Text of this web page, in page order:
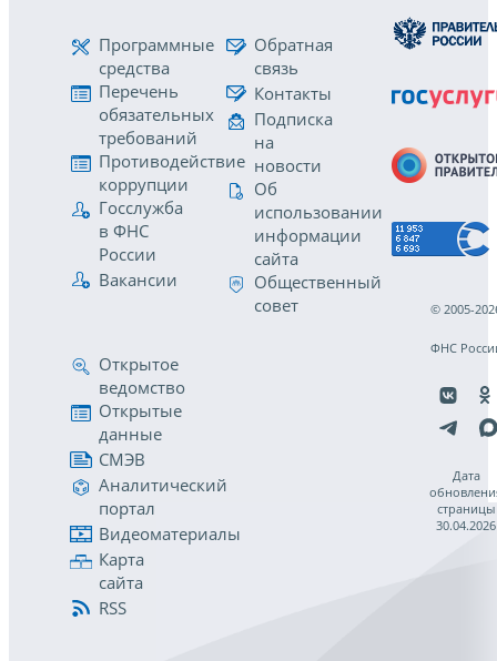
Программные
средства
Перечень
обязательных
требований
Противодействие
коррупции
Госслужба
в ФНС
России
Вакансии
Обратная
связь
Контакты
Подписка
на
новости
Об
использовании
информации
сайта
Общественный
совет
Открытое
ведомство
Открытые
данные
СМЭВ
Аналитический
портал
Видеоматериалы
Карта
сайта
RSS
© 2005-
ФНС
Дата
страницы
30.04.2026